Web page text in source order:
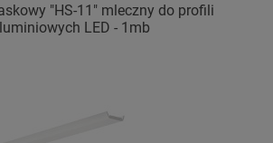
"HS-11" mleczny do profili
LED - 1mb